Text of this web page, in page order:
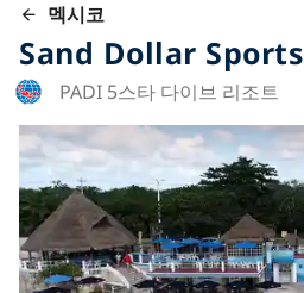
멕시코
Sand Dollar Sports
PADI 5스타 다이브 리조트